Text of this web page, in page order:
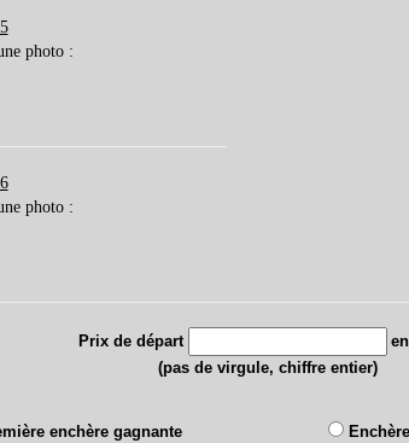
photo :
photo :
Prix de départ
(pas de virgule, chiffre entier)
enchère gagnante